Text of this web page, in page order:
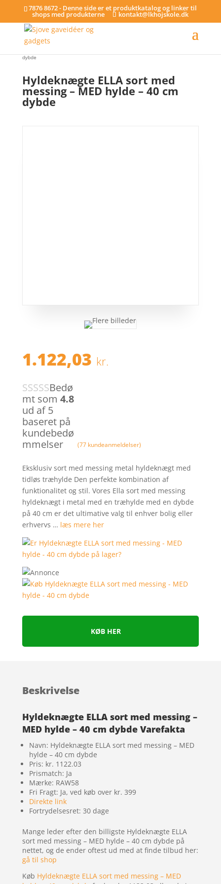
7876 8672 - Denne side er et produktkatalog og linker til
shops med produkterne kontakt@lkhojskole.dk
dybde
Hyldeknægte ELLA sort med
messing – MED hylde – 40 cm
dybde
1.122,03 kr.
Bedø
mt som 4.8
ud af 5
baseret på
kundebedø
mmelser
(77kundeanmeldelser)
Eksklusiv sort med messing metal hyldeknægt med
tidløs træhylde Den perfekte kombination af
funktionalitet og stil. Vores Ella sort med messing
hyldeknægt i metal med en træhylde med en dybde
på 40 cm er det ultimative valg til enhver bolig eller
erhvervs … læs mere her
KØB HER
Beskrivelse
Hyldeknægte ELLA sort med messing –
MED hylde – 40 cm dybde Varefakta
Navn: Hyldeknægte ELLA sort med messing – MED
hylde – 40 cm dybde
Pris: kr. 1122.03
Prismatch: Ja
Mærke: RAW58
Fri Fragt: Ja, ved køb over kr. 399
Direkte link
Fortrydelsesret: 30 dage
Mange leder efter den billigste Hyldeknægte ELLA
sort med messing – MED hylde – 40 cm dybde på
nettet, og de ender oftest ud med at finde tilbud her:
gå til shop
Køb Hyldeknægte ELLA sort med messing – MED